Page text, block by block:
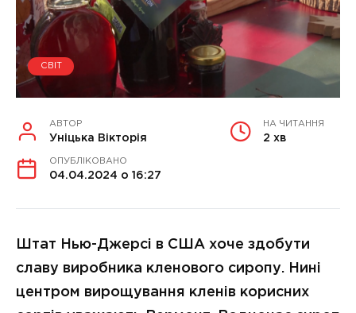
СВІТ
АВТОР
Уніцька Вікторія
НА ЧИТАННЯ
2 хв
ОПУБЛІКОВАНО
04.04.2024 о 16:27
Штат Нью-Джерсі в США хоче здобути
славу виробника кленового сиропу. Нині
центром вирощування кленів корисних